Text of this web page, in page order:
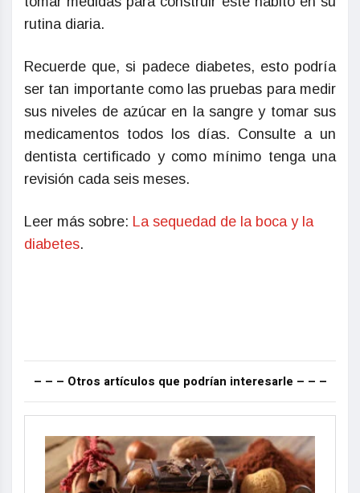
rutina diaria.
Recuerde que, si padece diabetes, esto podría
ser tan importante como las pruebas para medir
sus niveles de azúcar en la sangre y tomar sus
medicamentos todos los días. Consulte a un
dentista certificado y como mínimo tenga una
revisión cada seis meses.
Leer más sobre: La sequedad de la boca y la
diabetes.
– – – Otros artículos que podrían interesarle – – –